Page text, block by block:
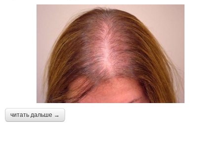
читать дальше →